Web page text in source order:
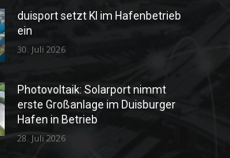
duisport setzt KI im Hafenbetrieb
ein
30. Juli 2026
Photovoltaik: Solarport nimmt
erste Großanlage im Duisburger
Hafen in Betrieb
28. Juli 2026